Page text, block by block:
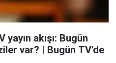
akışı: Bugün
var? | Bugün TV'de